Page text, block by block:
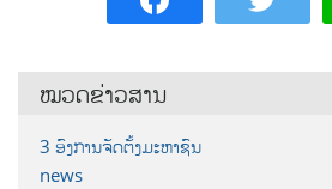
ໝວດຂ່າວສານ
3 ອົງການຈັດຕັ້ງມະຫາຊົນ
news